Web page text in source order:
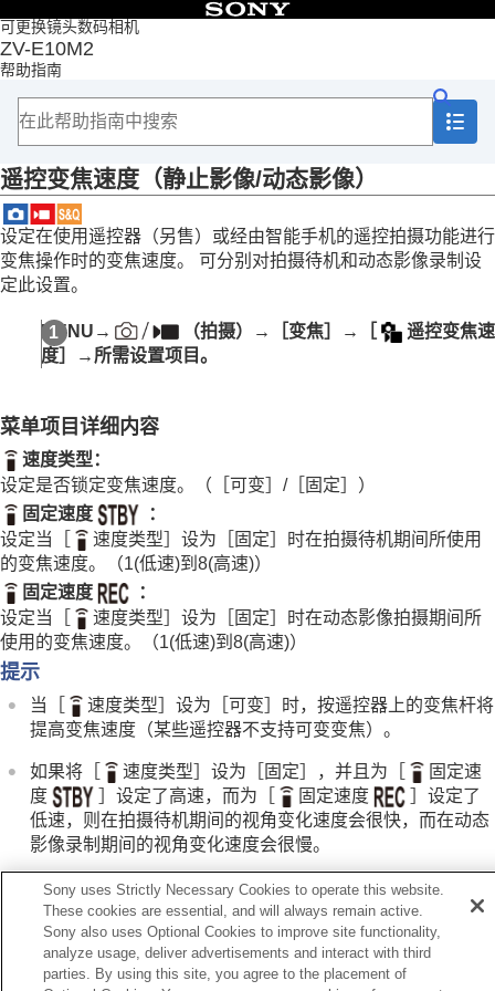
可更换镜头数码相机
ZV-E10M2
帮助指南
目录
首页
如何使用“帮助指南”
检查相机和附件
基本操作
准备相机/基本拍摄操作
从MENU查找功能
使用拍摄功能
本章节的内容
选择照相模式
对焦
被摄体识别
选择ISO感光度
白平衡
Log拍摄的设置
为影像添加效果
采用拍摄模式进行拍摄（连拍/自拍定时）
自拍定时（动态影像）
间隔拍摄功能
设定影像质量和记录格式
使用触摸功能
快门设置
清晰影像缩放/数字变焦
变焦范围（静止影像/动态影像）
自定义键变焦速度（静止影像/动态影像）
遥控变焦速度（静止影像/动态影像）
阶梯变焦放大倍率（静止影像/动态影像）
关于变焦倍数
变焦环旋转
使用闪光灯
减少模糊
镜头补偿 （静止影像/动态影像）
降噪
遥控变焦速度 （静止影像/动态影像）
设定在使用遥控器（另售）或经由智能手机的遥控拍摄功能进行
变焦操作时的变焦速度。 可分别对拍摄待机和动态影像录制设
定此设置。
MENU → （拍摄）→ ［变焦］ →
遥控变焦速
度］
→所需设置项目。
菜单项目详细内容
速度类型 ：
设定是否锁定变焦速度。（ ［可变］ /［固定］ ）
固定速度
：
设定当
速度类型］设为 ［固定］
时在拍摄待机期间所使用
的变焦速度。（1(低速)到 8(高速)）
固定速度
：
设定当
速度类型］设为 ［固定］
时在动态影像拍摄期间所
使用的变焦速度。（1(低速)到 8(高速)）
提示
当 速度类型］设为 ［可变］ 时，按遥控器上的变焦杆将
提高变焦速度（某些遥控器不支持可变变焦）。
如果将 速度类型］设为 ［固定］ ，并且为
固定速
度
］设定了高速，而为 固定速度
设定了
低速，则在拍摄待机期间的视角变化速度会很快，而在动态
影像录制期间的视角变化速度会很慢。
如果提高变焦速度，变焦操作的声音可能会被记录。
Sony uses Strictly Necessary Cookies to operate this website.
These cookies are essential, and will always remain active.
Sony also uses Optional Cookies to improve site functionality,
analyze usage, deliver advertisements and interact with third
parties. By using this site, you agree to the placement of